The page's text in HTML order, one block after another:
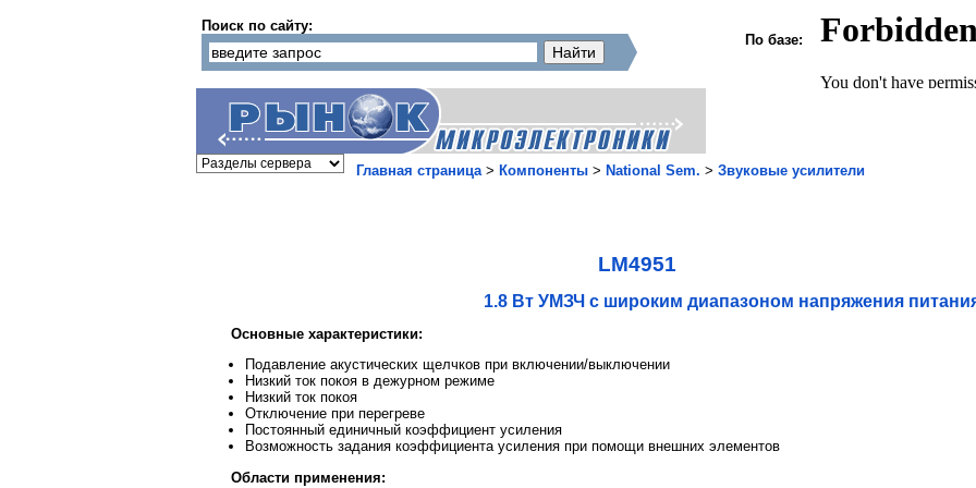
Поиск по сайту:
По базе:
Главная страница> Компоненты > National Sem. > Звуковые усилители
LM4951
1.8 Вт УМЗЧ с широким диапазоном напряжения
Основные характеристики:
Подавление акустических щелчков при включении/выключении
Низкий ток покоя в дежурном режиме
Низкий ток покоя
Отключение при перегреве
Постоянный единичный коэффициент усиления
Возможность задания коэффициента усиления при помощи внешних элементов
Области применения: